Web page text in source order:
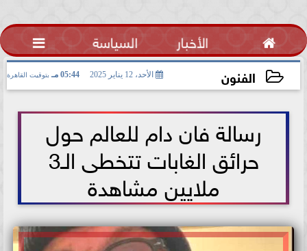
 الأخبار السياسة 
الفنون الأحد، 12 يناير 2025 05:44 مـ بتوقيت القاهرة
رسالة فان دام للعالم حول
حرائق الغابات تتخطى الـ3
ملايين مشاهدة